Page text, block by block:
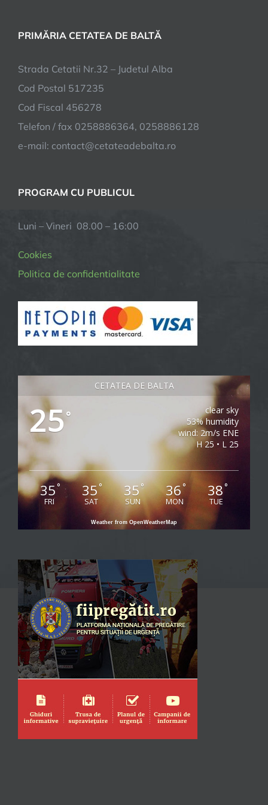
PRIMĂRIA CETATEA DE BALTĂ
Strada Cetatii Nr.32 – Judetul Alba
Cod Postal 517235
Cod Fiscal 456278
Telefon / fax 0258886364, 0258886128
e-mail: contact@cetateadebalta.ro
PROGRAM CU PUBLICUL
Luni – Vineri 08.00 – 16:00
Cookies
Politica de confidentialitate
CETATEA DE BALTA
25°
clear sky
53% humidity
wind: 2m/s ENE
H 25 • L 25
35°
FRI
35°
SAT
35°
SUN
36°
MON
38°
TUE
Weather from OpenWeatherMap